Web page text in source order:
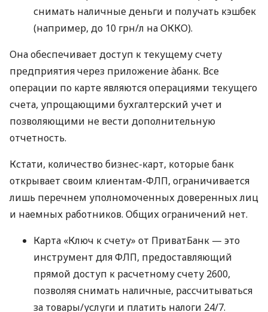
снимать наличные деньги и получать кэшбек
(например, до 10 грн/л на ОККО).
Она обеспечивает доступ к текущему счету
предприятия через приложение àбанк. Все
операции по карте являются операциями текущего
счета, упрощающими бухгалтерский учет и
позволяющими не вести дополнительную
отчетность.
Кстати, количество бизнес-карт, которые банк
открывает своим клиентам-ФЛП, ограничивается
лишь перечнем уполномоченных доверенных лиц
и наемных работников. Общих ограничений нет.
Карта «Ключ к счету» от ПриватБанк — это
инструмент для ФЛП, предоставляющий
прямой доступ к расчетному счету 2600,
позволяя снимать наличные, рассчитываться
за товары/услуги и платить налоги 24/7.